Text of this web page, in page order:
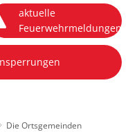
aktuelle
Feuerwehrmeldungen
Die Ortsgemeinden